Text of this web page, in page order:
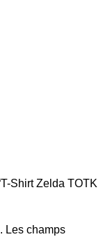
Shirt Zelda TOTK
Les champs